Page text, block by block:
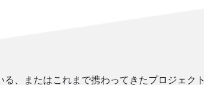
る、またはこれまで携わってきたプロジェク